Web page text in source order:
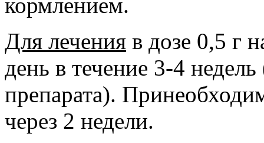
Для лечения в дозе 0,5 г
день в течение 3-4
препарата).
через 2 недели.